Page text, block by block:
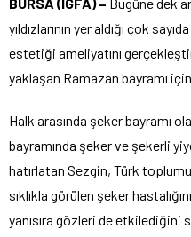
yıldızlarının yer aldığı çok
estetiği ameliyatını
yaklaşan Ramazan bayramı
Halk arasında şeker bayramı
bayramında şeker ve şekerli
hatırlatan Sezgin, Türk
sıklıkla görülen şeker
yanısıra gözleri de etkilediğini